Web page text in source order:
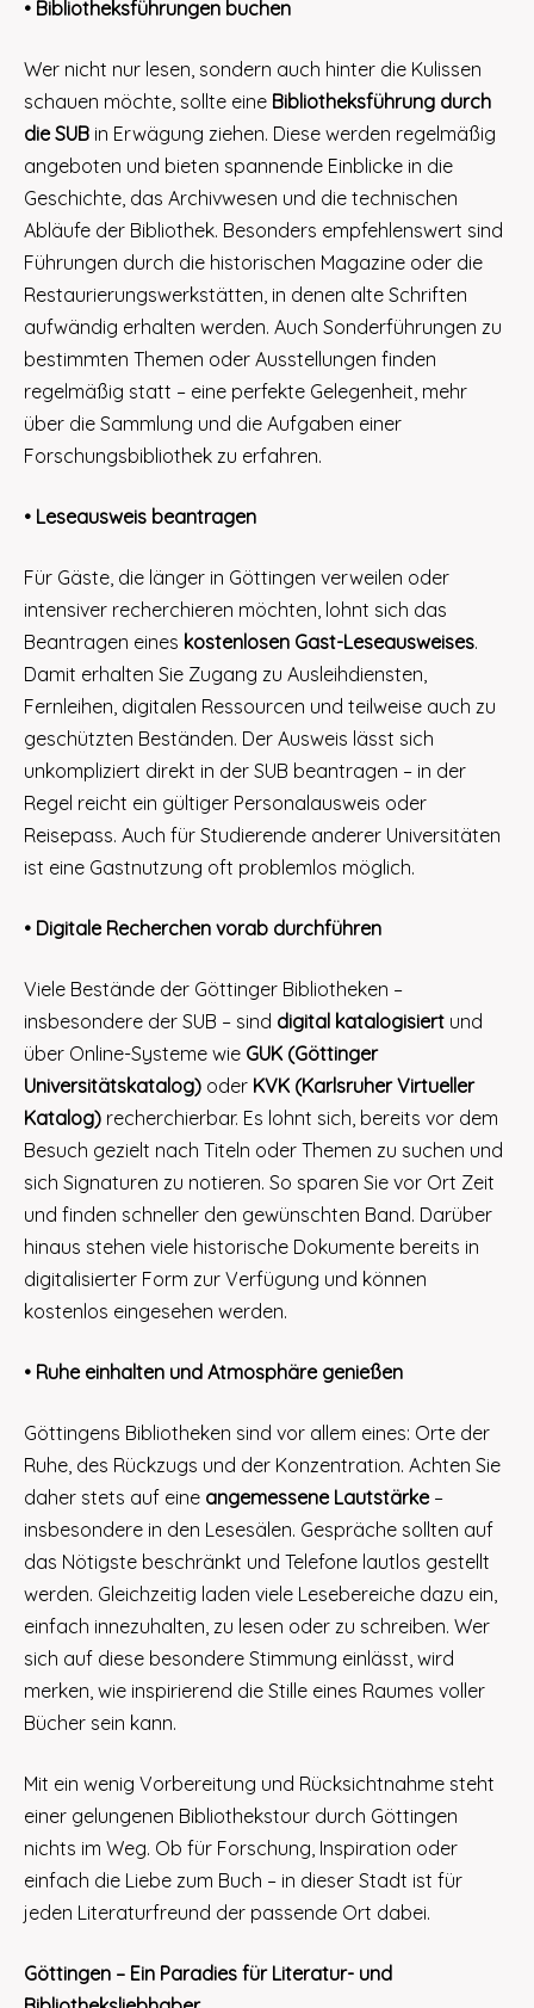
• Bibliotheksführungen buchen
Wer nicht nur lesen, sondern auch hinter die Kulissen
schauen möchte, sollte eine Bibliotheksführung durch
die SUB in Erwägung ziehen. Diese werden regelmäßig
angeboten und bieten spannende Einblicke in die
Geschichte, das Archivwesen und die technischen
Abläufe der Bibliothek. Besonders empfehlenswert sind
Führungen durch die historischen Magazine oder die
Restaurierungswerkstätten, in denen alte Schriften
aufwändig erhalten werden. Auch Sonderführungen zu
bestimmten Themen oder Ausstellungen finden
regelmäßig statt – eine perfekte Gelegenheit, mehr
über die Sammlung und die Aufgaben einer
Forschungsbibliothek zu erfahren.
• Leseausweis beantragen
Für Gäste, die länger in Göttingen verweilen oder
intensiver recherchieren möchten, lohnt sich das
Beantragen eines kostenlosen Gast-Leseausweises.
Damit erhalten Sie Zugang zu Ausleihdiensten,
Fernleihen, digitalen Ressourcen und teilweise auch zu
geschützten Beständen. Der Ausweis lässt sich
unkompliziert direkt in der SUB beantragen – in der
Regel reicht ein gültiger Personalausweis oder
Reisepass. Auch für Studierende anderer Universitäten
ist eine Gastnutzung oft problemlos möglich.
• Digitale Recherchen vorab durchführen
Viele Bestände der Göttinger Bibliotheken –
insbesondere der SUB – sind digital katalogisiert und
über Online-Systeme wie GUK (Göttinger
Universitätskatalog) oder KVK (Karlsruher Virtueller
Katalog) recherchierbar. Es lohnt sich, bereits vor dem
Besuch gezielt nach Titeln oder Themen zu suchen und
sich Signaturen zu notieren. So sparen Sie vor Ort Zeit
und finden schneller den gewünschten Band. Darüber
hinaus stehen viele historische Dokumente bereits in
digitalisierter Form zur Verfügung und können
kostenlos eingesehen werden.
• Ruhe einhalten und Atmosphäre genießen
Göttingens Bibliotheken sind vor allem eines: Orte der
Ruhe, des Rückzugs und der Konzentration. Achten Sie
daher stets auf eine angemessene Lautstärke–
insbesondere in den Lesesälen. Gespräche sollten auf
das Nötigste beschränkt und Telefone lautlos gestellt
werden. Gleichzeitig laden viele Lesebereiche dazu ein,
einfach innezuhalten, zu lesen oder zu schreiben. Wer
sich auf diese besondere Stimmung einlässt, wird
merken, wie inspirierend die Stille eines Raumes voller
Bücher sein kann.
Mit ein wenig Vorbereitung und Rücksichtnahme steht
einer gelungenen Bibliothekstour durch Göttingen
nichts im Weg. Ob für Forschung, Inspiration oder
einfach die Liebe zum Buch – in dieser Stadt ist für
jeden Literaturfreund der passende Ort dabei.
Göttingen – Ein Paradies für Literatur- und